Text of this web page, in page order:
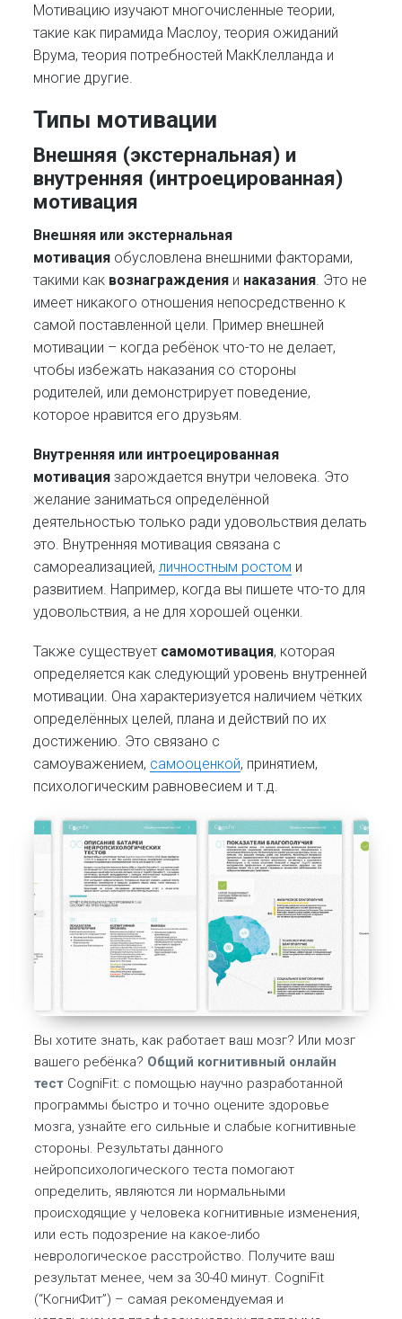
Мотивацию изучают многочисленные теории,
такие как пирамида Маслоу, теория ожиданий
Врума, теория потребностей МакКлелланда и
многие другие.
Типы мотивации
Внешняя (экстернальная) и
внутренняя (интроецированная)
мотивация
Внешняя или экстернальная
мотивация обусловлена внешними факторами,
такими как вознаграждения и наказания . Это не
имеет никакого отношения непосредственно к
самой поставленной цели. Пример внешней
мотивации – когда ребёнок что-то не делает,
чтобы избежать наказания со стороны
родителей, или демонстрирует поведение,
которое нравится его друзьям.
Внутренняя или интроецированная
мотивация зарождается внутри человека. Это
желание заниматься определённой
деятельностью только ради удовольствия делать
это. Внутренняя мотивация связана с
самореализацией, личностным ростом и
развитием. Например, когда вы пишете что-то для
удовольствия, а не для хорошей оценки.
Также существует самомотивация, которая
определяется как следующий уровень внутренней
мотивации. Она характеризуется наличием чётких
определённых целей, плана и действий по их
достижению. Это связано с
самоуважением, самооценкой, принятием,
психологическим равновесием и т.д.
Вы хотите знать, как работает ваш мозг? Или мозг
вашего ребёнка? Общий когнитивный онлайн
тестCogniFit: с помощью научно разработанной
программы быстро и точно оцените здоровье
мозга, узнайте его сильные и слабые когнитивные
стороны. Результаты данного
нейропсихологического теста помогают
определить, являются ли нормальными
происходящие у человека когнитивные изменения,
или есть подозрение на какое-либо
неврологическое расстройство. Получите ваш
результат менее, чем за 30-40 минут. CogniFit
(“КогниФит”) – самая рекомендуемая и